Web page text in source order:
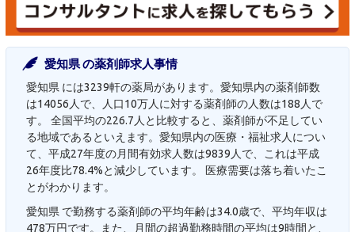
愛知県 の薬剤師求人事情
愛知県 には3239軒の薬局があります。愛知県内の薬剤師数
は14056人で、人口10万人に対する薬剤師の人数は188人で
す。 全国平均の226.7人と比較すると、薬剤師が不足してい
る地域であるといえます。愛知県内の医療・福祉求人につい
て、平成27年度の月間有効求人数は9839人で、これは平成
26年度比78.4%と減少しています。 医療需要は落ち着いたこ
とがわかります。
愛知県 で勤務する薬剤師の平均年齢は34.0歳で、平均年収は
478万円です。また、月間の超過勤務時間の平均は9時間と、